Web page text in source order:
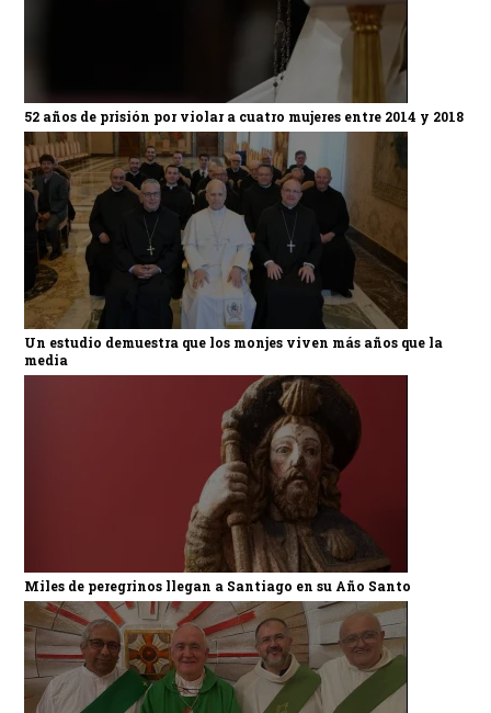
52 años de prisión por violar a cuatro mujeres entre 2014 y 2018
Un estudio demuestra que los monjes viven más años que la
media
Miles de peregrinos llegan a Santiago en su Año Santo